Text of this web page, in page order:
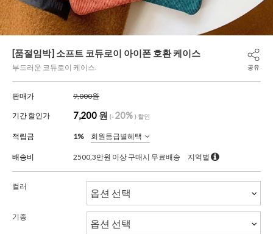
[품절임박] 소프트 코듀로이 아이폰 호환 케이스
부드러운 코듀로이 케이스. 공유
판매가 9,000원
기간 할인가 7,200 원 (-20% ) 할인
적립금 1% 회원등급별혜택
배송비 2500,3만원 이상 구매시 무료배송 지역별
컬러
기종